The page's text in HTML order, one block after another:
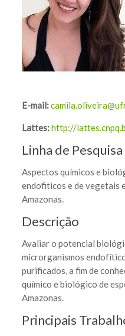
E-mail:
Lattes:http://
Linha de Pesquisa
Aspectos químicos e
endofiticos e de vegetais
Amazonas.
Descrição
Avaliar o potencial
microrganismos
purificados, a fim de
químico e biológico de
Amazonas.
Principais